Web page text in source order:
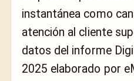
instantánea como
atención al cliente
datos del informe
2025 elaborado por